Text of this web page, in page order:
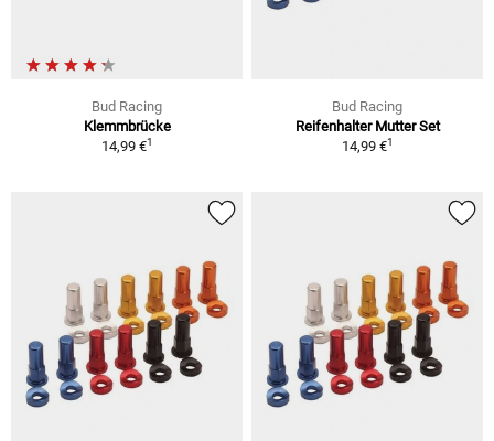
Bud Racing
Klemmbrücke
14,99 €1
Bud Racing
Reifenhalter Mutter Set
14,99 €1